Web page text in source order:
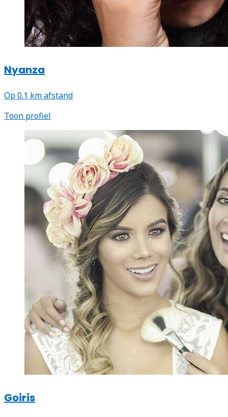
Nyanza
Op 0.1 km afstand
Toon profiel
Goiris